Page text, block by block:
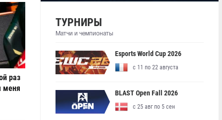
раз
меня
ТУРНИРЫ
Матчи и чемпионаты
Esports World Cup 2026
с 11 по 22 августа
BLAST Open Fall 2026
с 25 авг по 5 сен